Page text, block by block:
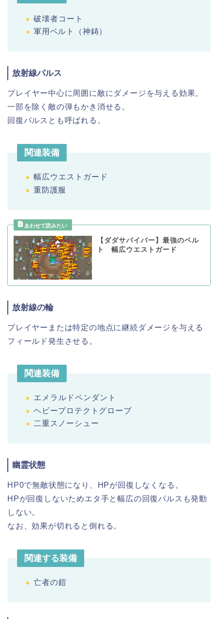
破壊者コート
軍用ベルト（神鋳）
放射線パルス
プレイヤー中心に周囲に敵にダメージを与える効果。
一部を除く敵の弾もかき消せる。
回復パルスとも呼ばれる。
関連装備
幅広ウエストガード
重防護服
【ダダサバイバー】最強のベル
ト 幅広ウエストガード
放射線の輪
プレイヤーまたは特定の地点に継続ダメージを与える
フィールド発生させる。
関連装備
エメラルドペンダント
ヘビープロテクトグローブ
二重スノーシュー
幽霊状態
HP0で無敵状態になり、HPが回復しなくなる。
HPが回復しないためエタ手と幅広の回復パルスも発動
しない。
なお、効果が切れると倒れる。
関連する装備
亡者の鎧